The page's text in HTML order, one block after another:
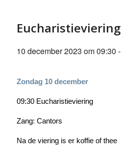
Eucharistieviering
10 december 2023 om 09:30 -
Zondag 10 december
09:30 Eucharistieviering
Zang: Cantors
Na de viering is er koffie of thee